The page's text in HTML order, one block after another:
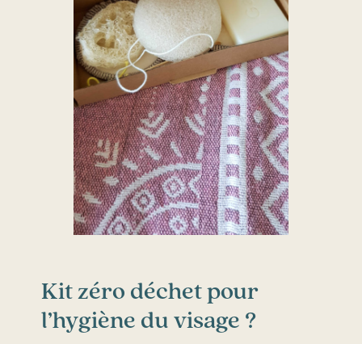
Kit zéro déchet pour
l’hygiène du visage ?